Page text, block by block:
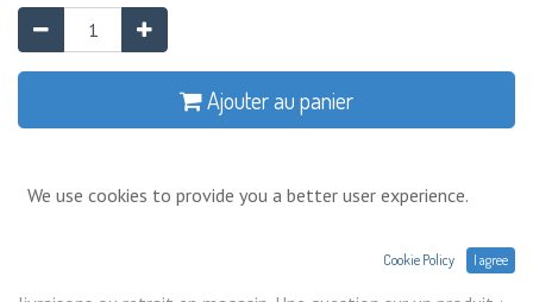
Ajouter au panier
Prix exprimés Hors TVA. Expéditions,
We use cookies to provide you a better user experience.
Cookie Policy I agree